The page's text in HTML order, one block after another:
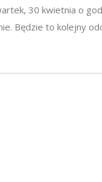
30 kwietnia o
Będzie to kolejny